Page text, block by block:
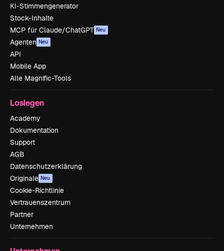
KI-Stimmengenerator
Stock-Inhalte
MCP für Claude/ChatGPT Neu
Agenten Neu
API
Mobile App
Alle Magnific-Tools
Loslegen
Academy
Dokumentation
Support
AGB
Datenschutzerklärung
Originale Neu
Cookie-Richtlinie
Vertrauenszentrum
Partner
Unternehmen